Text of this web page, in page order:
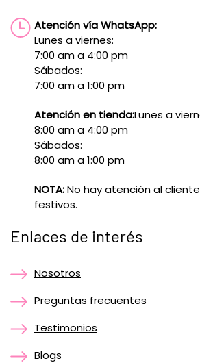
Atención vía WhatsApp:
Lunes a viernes:
7:00 am a 4:00 pm
Sábados:
7:00 am a 1:00 pm
Atención en tienda:Lunes a
8:00 am a 4:00 pm
Sábados:
8:00 am a 1:00 pm
NOTA:No hay atención al
festivos.
Enlaces de interés
Nosotros
Preguntas frecuentes
Testimonios
Blogs